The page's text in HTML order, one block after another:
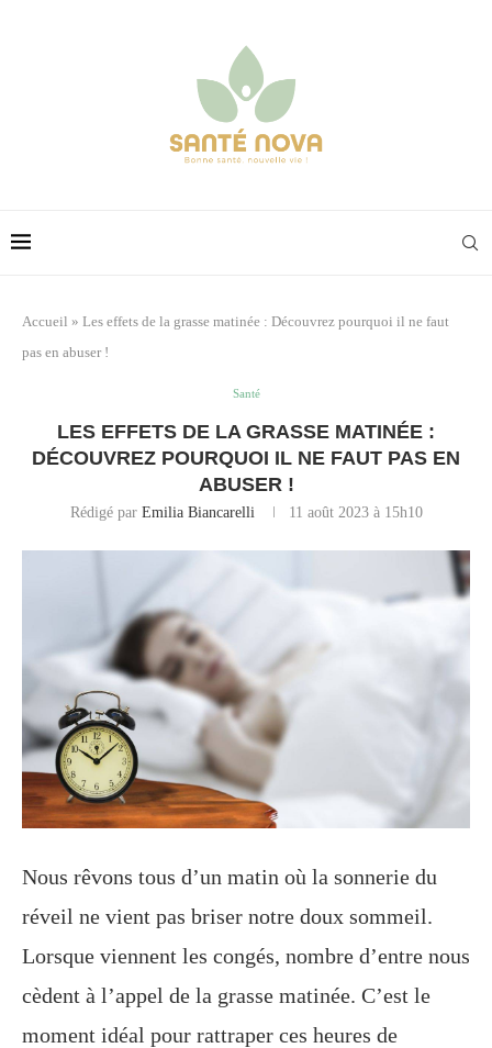
Accueil » Les effets de la grasse matinée : Découvrez pourquoi il ne faut
pas en abuser !
Santé
LES EFFETS DE LA GRASSE MATINÉE :
DÉCOUVREZ POURQUOI IL NE FAUT PAS EN
ABUSER !
Rédigé par Emilia Biancarelli 11 août 2023 à 15h10
Nous rêvons tous d’un matin où la sonnerie du
réveil ne vient pas briser notre doux sommeil.
Lorsque viennent les congés, nombre d’entre nous
cèdent à l’appel de la grasse matinée. C’est le
moment idéal pour rattraper ces heures de